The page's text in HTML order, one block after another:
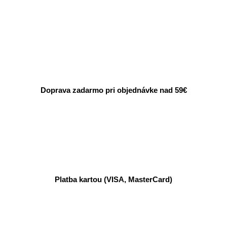
Doprava zadarmo pri objednávke nad 59€
Platba kartou (VISA, MasterCard)